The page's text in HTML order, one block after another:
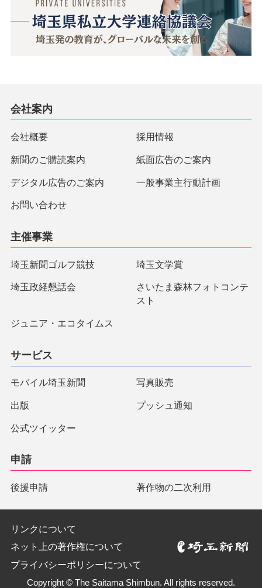
会社案内
会社概要 採用情報
新聞のご購読案内 紙面広告のご案内
デジタル広告のご案内 一般事業主行動計画
お問い合わせ
主催事業
埼玉新聞ゴルフ競技 埼玉文学賞
埼玉政経懇話会
さいたま森林フォトコンテ
スト
ジュニア・エコタイムス
サービス
モバイル埼玉新聞 写真販売
出版 プッシュ通知
公式ツイッター
申請
後援申請 著作物の二次利用
リンクについて
ネット上の著作権について
プライバシーポリシーについて
Copyright © The Saitama Shimbun. All rights reserved.